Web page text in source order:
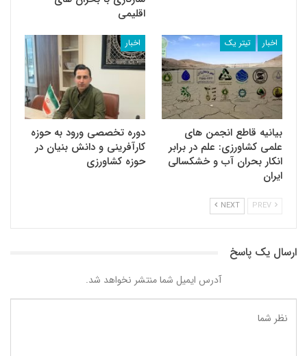
اقلیمی
اخبار تیتر یک
بیانیه قاطع انجمن های
علمی کشاورزی: علم در برابر
انکار بحران آب و خشکسالی
ایران
اخبار
دوره تخصصی ورود به حوزه
کارآفرینی و دانش بنیان در
حوزه کشاورزی
NEXT
ارسال یک پاسخ
آدرس ایمیل شما منتشر نخواهد شد.